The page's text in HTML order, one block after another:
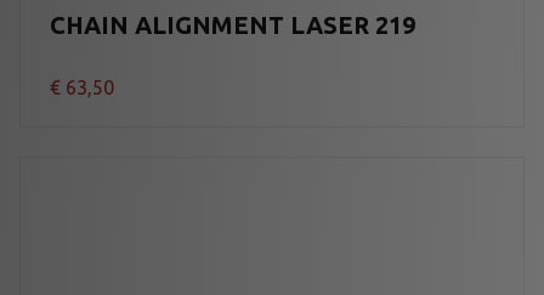
CHAIN ALIGNMENT LASER 219
€ 63,50